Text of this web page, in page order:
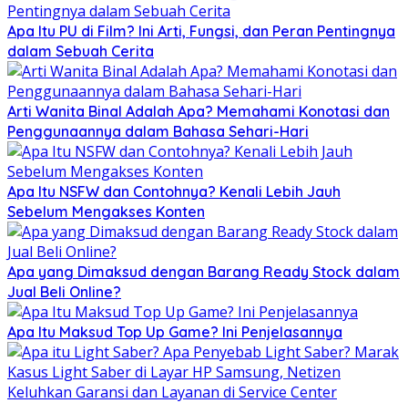
Apa Itu PU di Film? Ini Arti, Fungsi, dan Peran Pentingnya
dalam Sebuah Cerita
Arti Wanita Binal Adalah Apa? Memahami Konotasi dan
Penggunaannya dalam Bahasa Sehari-Hari
Apa Itu NSFW dan Contohnya? Kenali Lebih Jauh
Sebelum Mengakses Konten
Apa yang Dimaksud dengan Barang Ready Stock dalam
Jual Beli Online?
Apa Itu Maksud Top Up Game? Ini Penjelasannya